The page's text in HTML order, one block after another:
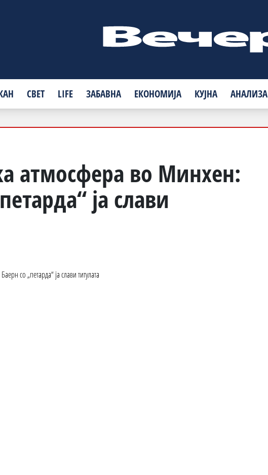
СВЕТ LIFE ЗАБАВНА ЕКОНОМИЈА КУЈНА АНАЛИЗА
атмосфера во Минхен:
ја слави